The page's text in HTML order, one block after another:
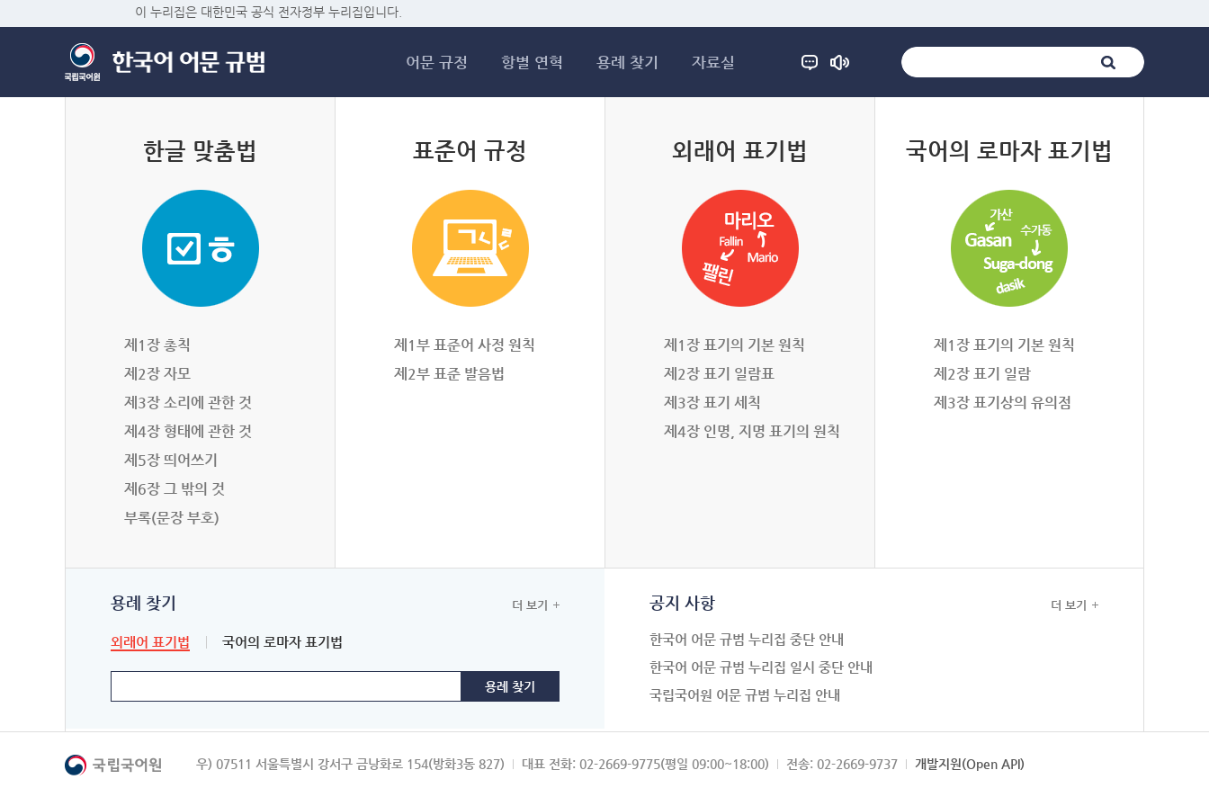
이 누리집은 대한민국 공식 전자정부 누리집입니다.
어문 규정 항별 연혁 용례 찾기 자료실
한글 맞춤법
제1장 총칙
제2장 자모
제3장 소리에 관한 것
제4장 형태에 관한 것
제5장 띄어쓰기
제6장 그 밖의 것
부록(문장 부호)
표준어 규정
제1부 표준어 사정 원칙
제2부 표준 발음법
외래어 표기법
제1장 표기의 기본 원칙
제2장 표기 일람표
제3장 표기 세칙
제4장 인명, 지명 표기의 원칙
국어의 로마자 표기법
제1장 표기의 기본 원칙
제2장 표기 일람
제3장 표기상의 유의점
용례 찾기
외래어 표기법 국어의 로마자 표기법
더 보기 공지 사항
한국어 어문 규범 누리집 중단 안내
한국어 어문 규범 누리집 일시 중단 안내
국립국어원 어문 규범 누리집 안내
더 보기
우) 07511 서울특별시 강서구 금낭화로 154(방화3동 827) 대표 전화: 02-2669-9775(평일 09:00~18:00) 전송: 02-2669-9737 개발지원(Open API)